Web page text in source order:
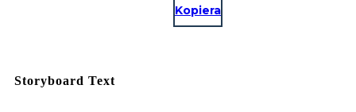
Kopiera
Storyboard Text